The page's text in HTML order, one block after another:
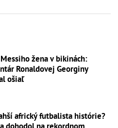
Messiho žena v bikinách:
Ronaldovej Georginy
ošiaľ
africký futbalista histórie?